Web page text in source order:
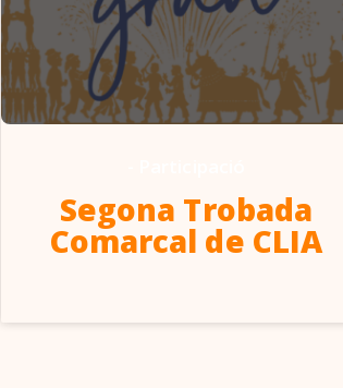
Segona Trobada
Comarcal de CLIA